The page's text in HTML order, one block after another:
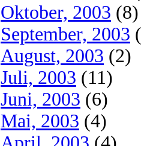
Oktober, 2003 (8)
September, 2003
August, 2003 (2)
Juli, 2003 (11)
Juni, 2003 (6)
Mai, 2003 (4)